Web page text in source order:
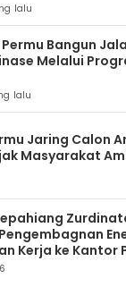
lalu
Bangun
Melalui
lalu
Jaring Calon
Masyarakat
Kerja ke Kantor